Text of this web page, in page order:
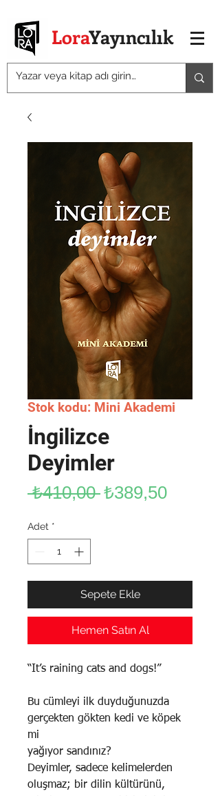
LoraYayıncılık
Stok kodu: Mini Akademi
İngilizce
Deyimler
₺410,00 Normal
₺389,50İndirimli
Adet *
Sepete Ekle
Hemen Satın Al
“It’s raining cats and dogs!”
Bu cümleyi ilk duyduğunuzda
gerçekten gökten kedi ve köpek
mi
yağıyor sandınız?
Deyimler, sadece kelimelerden
oluşmaz; bir dilin kültürünü,